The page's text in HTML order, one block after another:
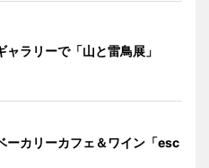
ャラリーで「山と雷鳥展」
ーカリーカフェ＆ワイン「esc